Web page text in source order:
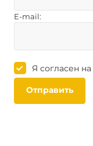
E-mail:
Я согласен на
Отправить